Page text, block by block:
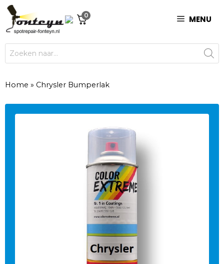
Ga
naar
de
inhoud
0 MENU
Producten
zoeken
Home » Chrysler Bumperlak